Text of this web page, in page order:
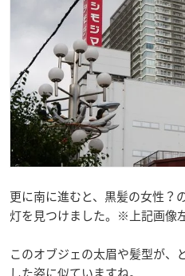
更に南に進むと、黒髪の女性？
灯を見つけました。※上記画像
このオブジェの太眉や髪型が、